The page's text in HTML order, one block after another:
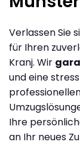
Verlassen Sie
für Ihren
Kranj. Wir
und eine
Ihre
an Ihr neues